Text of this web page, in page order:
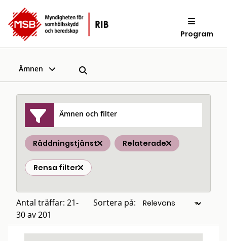
Program
Ämnen
Ämnen och filter
Räddningstjänst Relaterade
Rensa filter
Antal träffar: 21-
30 av 201
Sortera på: